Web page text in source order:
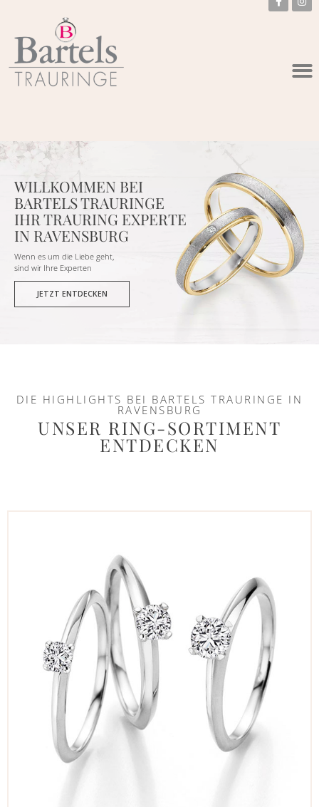
WILLKOMMEN BEI
BARTELS TRAURINGE
IHR TRAURING EXPERTE
IN RAVENSBURG
Wenn es um die Liebe geht,
sind wir Ihre Experten
JETZT ENTDECKEN
DIE HIGHLIGHTS BEI BARTELS TRAURINGE IN
RAVENSBURG
UNSER RING-SORTIMENT
ENTDECKEN